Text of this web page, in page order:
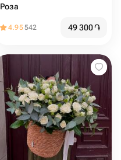
Роза
4.95542 49 300֏